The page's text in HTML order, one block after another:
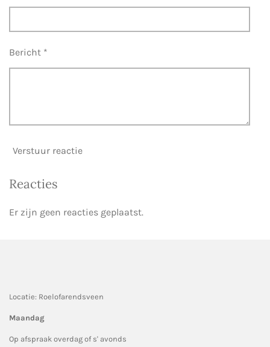
Bericht *
Verstuur reactie
Reacties
Er zijn geen reacties geplaatst.
Locatie: Roelofarendsveen
Maandag
Op afspraak overdag of s' avonds